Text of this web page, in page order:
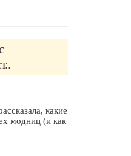
какие
модниц (и как